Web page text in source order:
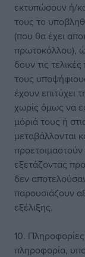
εκτυπώσουν ή/
τους το
(που θα έχει
πρωτοκόλλου),
δουν τις
τους
έχουν επιτύχει
χωρίς όμως να
μόριά τους ή
μεταβάλλονται
προετοιμαστούν
εξετάζοντας
δεν
παρουσιάζουν
εξέλιξης.
10.
πληροφορία,